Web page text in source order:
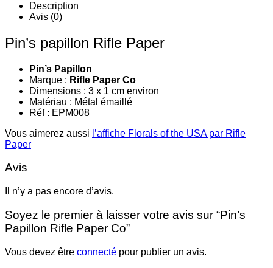
Description
Avis (0)
Pin’s papillon Rifle Paper
Pin’s Papillon
Marque : Rifle Paper Co
Dimensions : 3 x 1 cm environ
Matériau : Métal émaillé
Réf : EPM008
Vous aimerez aussi l’affiche Florals of the USA par Rifle
Paper
Avis
Il n’y a pas encore d’avis.
Soyez le premier à laisser votre avis sur “Pin’s
Papillon Rifle Paper Co”
Vous devez être connecté pour publier un avis.